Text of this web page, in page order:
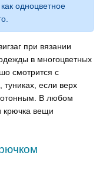
одноцветное
при вязании
в многоцветных
смотрится с
туниках, если верх
В любом
крючка вещи